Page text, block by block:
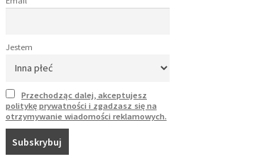
Jestem
Przechodząc dalej, akceptujesz
politykę prywatności i zgadzasz się na
otrzymywanie wiadomości reklamowych.